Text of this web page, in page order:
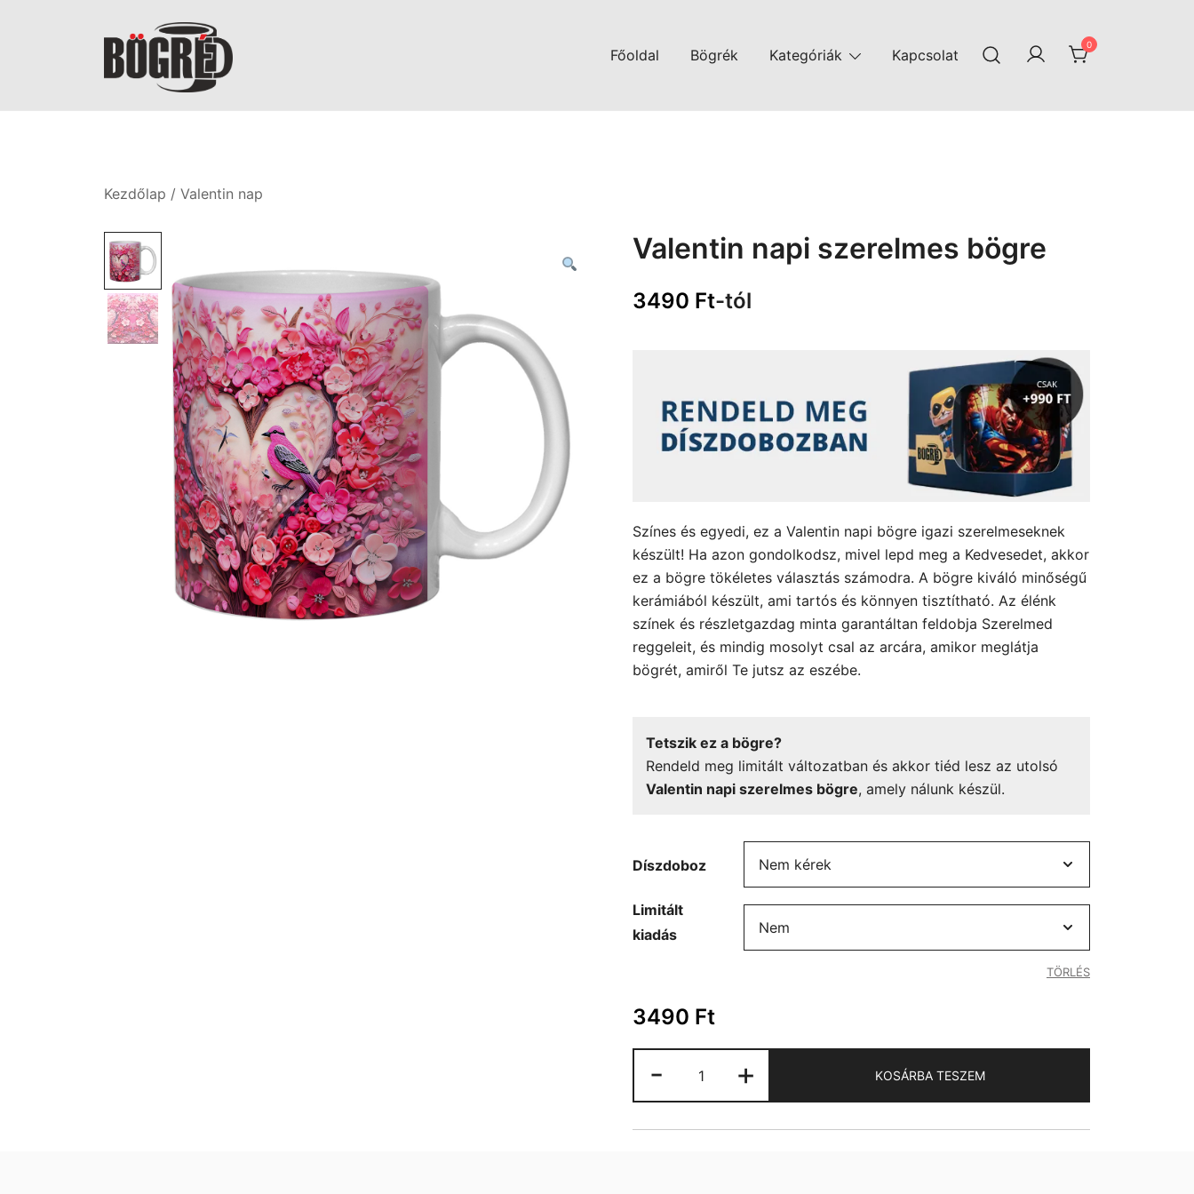
Bögréd
Főoldal Bögrék Kategóriák Kapcsolat
0
Kezdőlap / Valentin nap
Valentin napi szerelmes bögre
3490 Ft-tól
Színes és egyedi, ez a Valentin napi bögre igazi szerelmeseknek
készült! Ha azon gondolkodsz, mivel lepd meg a Kedvesedet, akkor
ez a bögre tökéletes választás számodra. A bögre kiváló minőségű
kerámiából készült, ami tartós és könnyen tisztítható. Az élénk
színek és részletgazdag minta garantáltan feldobja Szerelmed
reggeleit, és mindig mosolyt csal az arcára, amikor meglátja
bögrét, amiről Te jutsz az eszébe.
Tetszik ez a bögre?
Rendeld meg limitált változatban és akkor tiéd lesz az utolsó
Valentin napi szerelmes bögre, amely nálunk készül.
Díszdoboz
Limitált
kiadás
TÖRLÉS
3490 Ft
-
napi
szerelmes
bögre
+ KOSÁRBA TESZEM